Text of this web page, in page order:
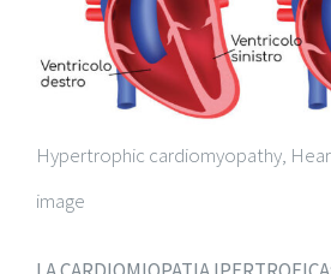
Hypertrophic cardiomyopathy,
image